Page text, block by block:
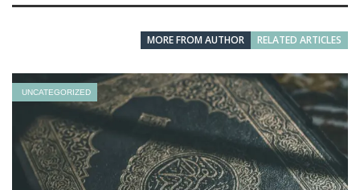
RELATED ARTICLES
MORE FROM AUTHOR
UNCATEGORIZED